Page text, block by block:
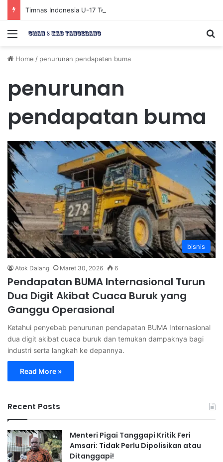
Menu
Home / penurunan pendapatan buma
penurunan
pendapatan buma
bisnis
Atok Dalang Maret 30, 2026 6
Pendapatan BUMA Internasional Turun
Dua Digit Akibat Cuaca Buruk yang
Ganggu Operasional
Ketahui penyebab penurunan pendapatan BUMA Internasional
dua digit akibat cuaca buruk dan temukan dampaknya bagi
industri serta langkah ke depannya.
Read More »
Recent Posts
Menteri Pigai Tanggapi Kritik Feri
Amsari: Tidak Perlu Dipolisikan atau
Ditanggapi!